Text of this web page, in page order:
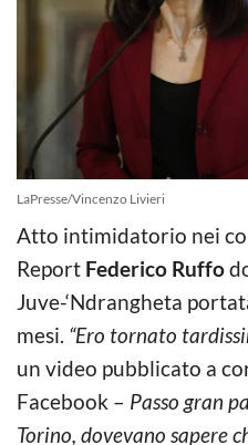
LaPresse/Vincenzo Livieri
Atto intimidatorio nei
Report Federico Ruffo
Juve-‘Ndrangheta
mesi. “Ero tornato
un video pubblicato a
Facebook – Passo gran
Torino, dovevano sapere